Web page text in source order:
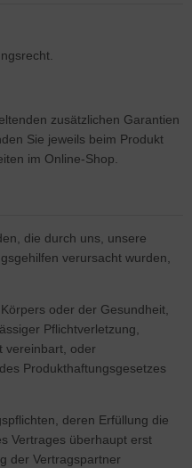
zusätzlichen Garantien
Sie jeweils beim Produkt
im Online-Shop.
die durch uns, unsere
verursacht wurden,
oder der Gesundheit,
Pflichtverletzung,
vereinbart, oder
Produkthaftungsgesetzes
deren Erfüllung die
Vertrages überhaupt erst
der Vertragspartner